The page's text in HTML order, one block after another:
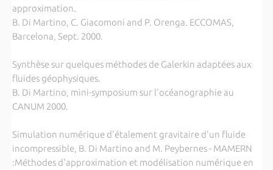
approximation.
B. Di Martino, C. Giacomoni and P. Orenga. ECCOMAS,
Barcelona, Sept. 2000.
Synthèse sur quelques méthodes de Galerkin adaptées aux
fluides géophysiques.
B. Di Martino, mini-symposium sur l'océanographie au
CANUM 2000.
Simulation numérique d'étalement gravitaire d'un fluide
incompressible, B. Di Martino and M. Peybernes - MAMERN
:Méthodes d'approximation et modélisation numérique en